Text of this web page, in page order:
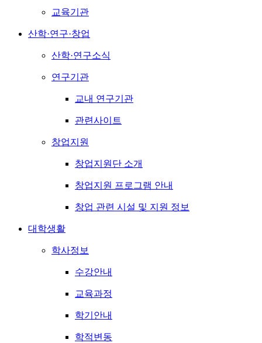
교육기관
산학·연구·창업
산학·연구소식
연구기관
교내 연구기관
관련사이트
창업지원
창업지원단 소개
창업지원 프로그램 안내
창업 관련 시설 및 지원 정보
대학생활
학사정보
수강안내
교육과정
학기안내
학적변동